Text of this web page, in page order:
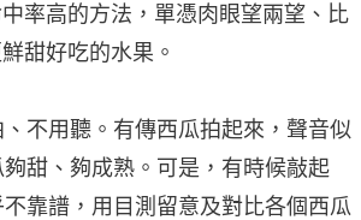
率高的方法，單憑肉眼望兩望、比
甜好吃的水果。
不用聽。有傳西瓜拍起來，聲音似
甜、夠成熟。可是，有時候敲起
靠譜，用目測留意及對比各個西瓜